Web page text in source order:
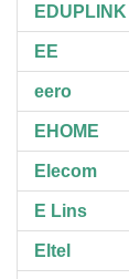
EDUPLINK
EE
eero
EHOME
Elecom
E Lins
Eltel